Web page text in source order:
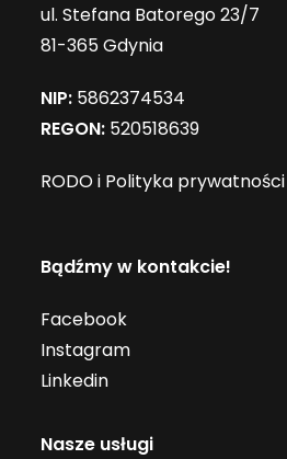
ul. Stefana Batorego 23/7
81-365 Gdynia
NIP: 5862374534
REGON: 520518639
RODO i Polityka prywatności
Bądźmy w kontakcie!
Facebook
Instagram
Linkedin
Nasze usługi